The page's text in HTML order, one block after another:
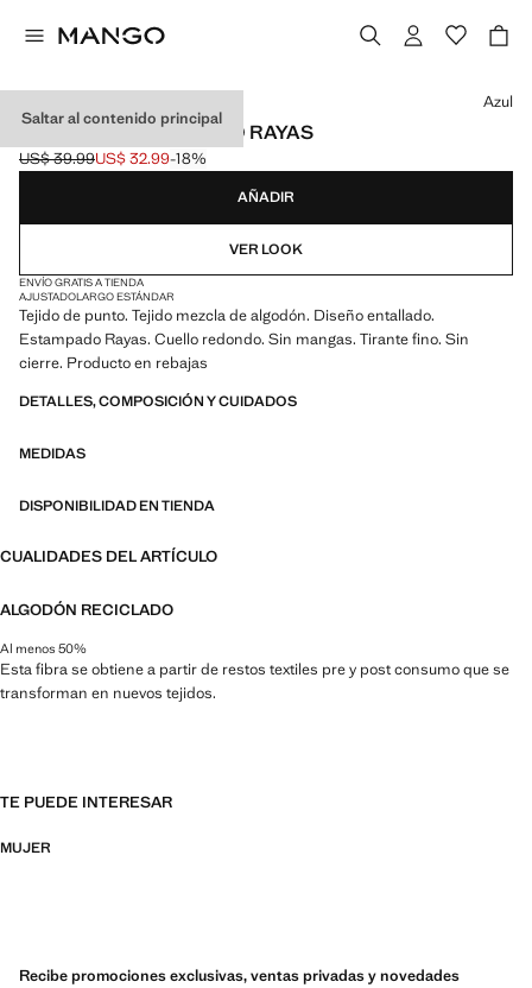
Saltar al contenido principal
TOP ENTALLADO PUNTO RAYAS
Precio inicial tachado [US$ 39.99 ]
US$ 39.99
Precio actual [US$ 32.99 ]
US$ 32.99-18%
Selecciona un color
Azul
AÑADIR
VER LOOK
ENVÍO GRATIS A TIENDA
AJUSTADOLARGO ESTÁNDAR
Tejido de punto. Tejido mezcla de algodón. Diseño entallado.
Estampado Rayas. Cuello redondo. Sin mangas. Tirante fino. Sin
cierre. Producto en rebajas
DETALLES, COMPOSICIÓN Y CUIDADOS
MEDIDAS
DISPONIBILIDAD EN TIENDA
CUALIDADES DEL ARTÍCULO
ALGODÓN RECICLADO
Al menos 50%
Esta fibra se obtiene a partir de restos textiles pre y post consumo que se
transforman en nuevos tejidos.
TE PUEDE INTERESAR
MUJER
Recibe promociones exclusivas, ventas privadas y novedades